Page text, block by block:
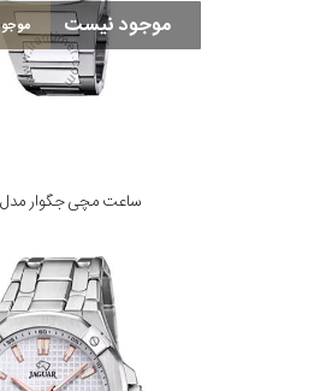
موجود نیست
ساعت مچی جگوار مدل J1024/3